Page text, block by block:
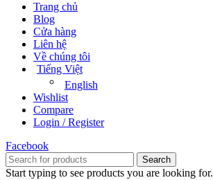
Trang chủ
Blog
Cửa hàng
Liên hệ
Về chúng tôi
Tiếng Việt
English
Wishlist
Compare
Login / Register
Facebook
Search
Start typing to see products you are looking for.